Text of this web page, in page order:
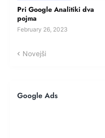
Pri Google Analitiki dva
pojma
February 26, 2023
Novejši
Google Ads